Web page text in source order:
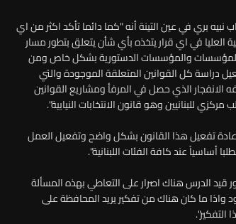
بري في عين التينة أنه "كما دائما تأكد اكثر من اي
في اي قرار يتخذه بأي شأن يتعلق بتطور مسار
المؤسسات والمؤسسات الدستورية بشكل خاص ومن
دراسة كل القوانين المتعلقة الموجودة والتي
الانفجار الذي حصل في المرفأ ومشاريع القوانين
للبنانيين وهو قانون الانتخابات النيابية".
تفعيل هذا القانون بشكل واضح وتفعيل العمل
أساسياً عند كافة الفئات اللبنانية".
قيد الدرس هناك اصرار على التعاطي بهذه المسألة
واذا ما كان هناك من تفكير يريد المحافظة على
التفكير".